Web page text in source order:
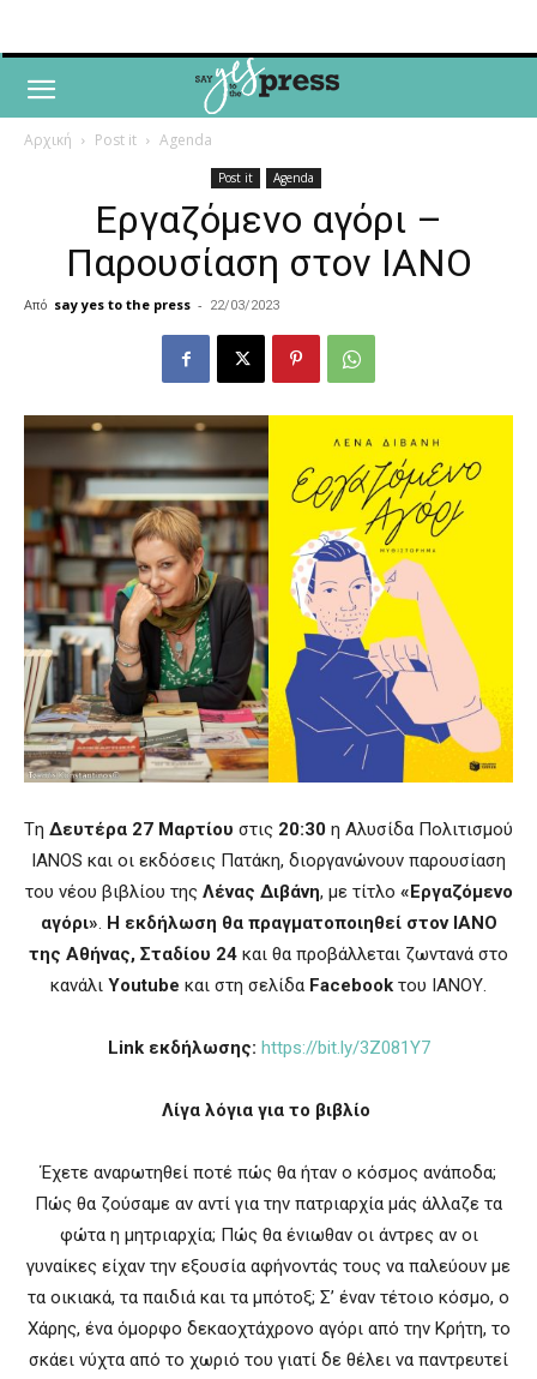
Αρχική Post it Agenda
Post it Agenda
Εργαζόμενο αγόρι –
Παρουσίαση στον IANO
Από say yes to the press - 22/03/2023
Tη Δευτέρα 27 Μαρτίου στις 20:30 η Αλυσίδα Πολιτισμού
IANOS και οι εκδόσεις Πατάκη, διοργανώνουν παρουσίαση
του νέου βιβλίου της Λένας Διβάνη, με τίτλο «Εργαζόμενο
αγόρι». Η εκδήλωση θα πραγματοποιηθεί στον ΙΑΝΟ
της Αθήνας, Σταδίου 24 και θα προβάλλεται ζωντανά στο
κανάλι Youtube και στη σελίδα Facebook του ΙΑΝΟΥ.
Link εκδήλωσης: https://bit.ly/3Z081Y7
Λίγα λόγια για το βιβλίο
Έχετε αναρωτηθεί ποτέ πώς θα ήταν ο κόσμος ανάποδα;
Πώς θα ζούσαμε αν αντί για την πατριαρχία μάς άλλαζε τα
φώτα η μητριαρχία; Πώς θα ένιωθαν οι άντρες αν οι
γυναίκες είχαν την εξουσία αφήνοντάς τους να παλεύουν με
τα οικιακά, τα παιδιά και τα μπότοξ; Σ’ έναν τέτοιο κόσμο, ο
Χάρης, ένα όμορφο δεκαοχτάχρονο αγόρι από την Κρήτη, το
σκάει νύχτα από το χωριό του γιατί δε θέλει να παντρευτεί